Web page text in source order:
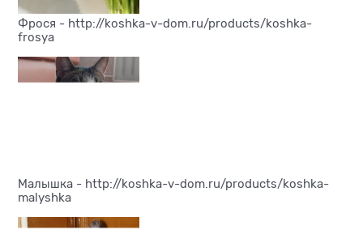
Фрося - http://koshka-v-dom.ru/products/koshka-
frosya
Малышка - http://koshka-v-dom.ru/products/koshka-
malyshka